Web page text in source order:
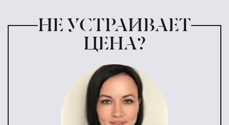
НЕ УСТРАИВАЕТ
ЦЕНА?